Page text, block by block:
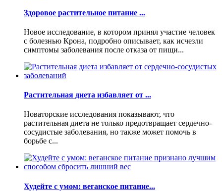
Здоровое растительное питание ...
Новое исследование, в котором принял участие человек
с болезнью Крона, подробно описывает, как исчезли
симптомы заболевания после отказа от пищи...
Растительная диета избавляет от ...
Новаторские исследования показывают, что
растительная диета не только предотвращает сердечно-
сосудистые заболевания, но также может помочь в
борьбе с...
Худейте с умом: веганское питание...